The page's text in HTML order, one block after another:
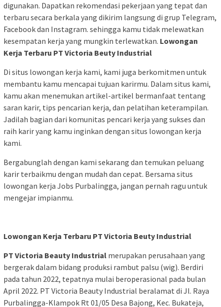
digunakan. Dapatkan rekomendasi pekerjaan yang tepat dan
terbaru secara berkala yang dikirim langsung di grup Telegram,
Facebook dan Instagram. sehingga kamu tidak melewatkan
kesempatan kerja yang mungkin terlewatkan. Lowongan
Kerja Terbaru PT Victoria Beuty Industrial
Di situs lowongan kerja kami, kami juga berkomitmen untuk
membantu kamu mencapai tujuan karirmu. Dalam situs kami,
kamu akan menemukan artikel-artikel bermanfaat tentang
saran karir, tips pencarian kerja, dan pelatihan keterampilan.
Jadilah bagian dari komunitas pencari kerja yang sukses dan
raih karir yang kamu inginkan dengan situs lowongan kerja
kami.
Bergabunglah dengan kami sekarang dan temukan peluang
karir terbaikmu dengan mudah dan cepat. Bersama situs
lowongan kerja Jobs Purbalingga, jangan pernah ragu untuk
mengejar impianmu.
Lowongan Kerja Terbaru PT Victoria Beuty Industrial
PT Victoria Beauty Industrial merupakan perusahaan yang
bergerak dalam bidang produksi rambut palsu (wig). Berdiri
pada tahun 2022, tepatnya mulai beroperasional pada bulan
April 2022. PT Victoria Beauty Industrial beralamat di Jl. Raya
Purbalingga-Klampok Rt 01/05 Desa Bajong, Kec. Bukateja,